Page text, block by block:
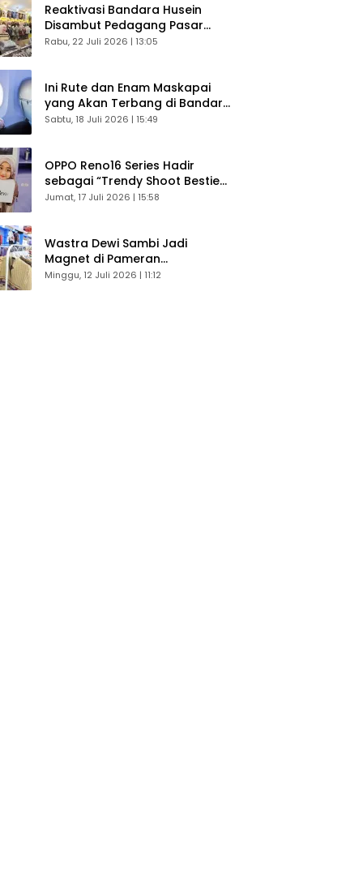
Reaktivasi Bandara Husein
Disambut Pedagang Pasar
Baru, Diyakini Bangkitkan
Rabu, 22 Juli 2026 | 13:05
Ini Rute dan Enam Maskapai
yang Akan Terbang di Bandara
Husein Sastranegara
Sabtu, 18 Juli 2026 | 15:49
OPPO Reno16 Series Hadir
sebagai “Trendy Shoot Bestie”,
Bikin Konten Kreator Makin
Jumat, 17 Juli 2026 | 15:58
Wastra Dewi Sambi Jadi
Magnet di Pameran
Dekranasda, Banyak Diminati
Minggu, 12 Juli 2026 | 11:12